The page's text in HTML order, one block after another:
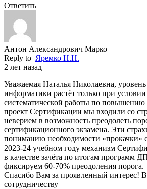
Ответить
Антон Александрович Марко
Reply to Яремко Н.Н.
2 лет назад
Уважаемая Наталья Николаевна,
информатики растёт только при
систематической работы по
проект Сертификации мы входили со
неверием в возможность преодолеть
сертификационного экзамена. Эти
пониманию необходимости «прокачки»
2023-24 учебном году механизм
в качестве зачёта по итогам программ
фиксируем 60-70% преодоления порога.
Спасибо Вам за проявленный интерес!
сотрудничеству